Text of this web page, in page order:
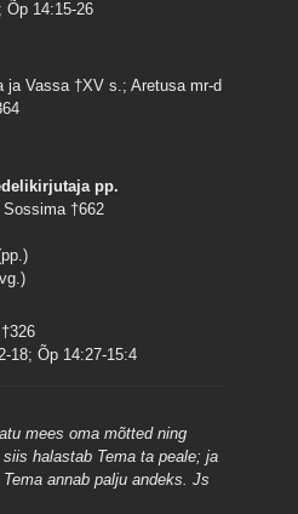
Õp 14:15-26
ja Vassa †XV s.; Aretusa mr-d
pp.
†662
18; Õp 14:27-15:4
mees oma mõtted ning
halastab Tema ta peale; ja
annab palju andeks. Js